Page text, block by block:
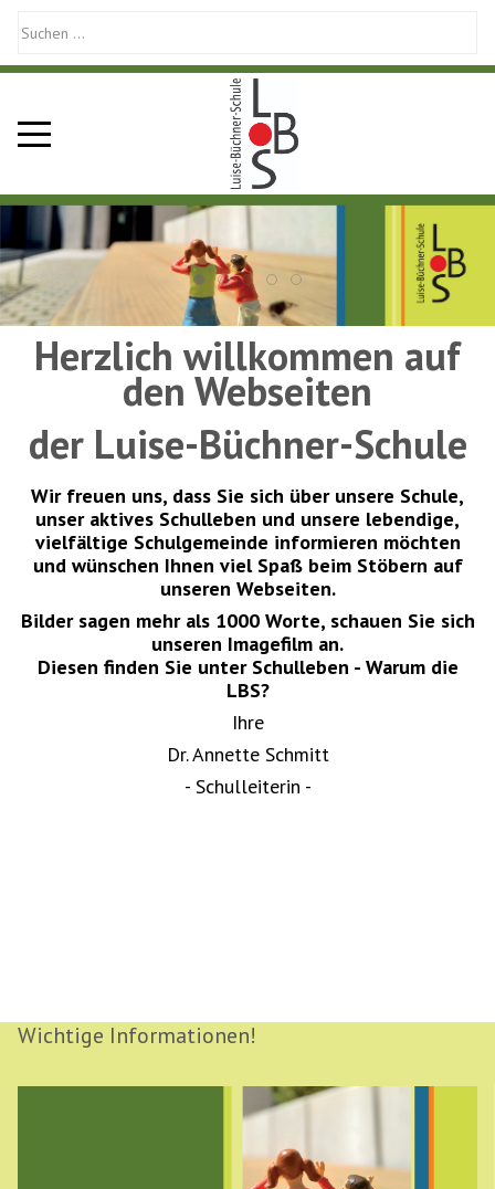
Mobile Menu Toggle
Herzlich willkommen auf
den Webseiten
der Luise-Büchner-Schule
Wir freuen uns, dass Sie sich über unsere Schule,
unser aktives Schulleben und unsere lebendige,
vielfältige Schulgemeinde informieren möchten
und wünschen Ihnen viel Spaß beim Stöbern auf
unseren Webseiten.
Bilder sagen mehr als 1000 Worte, schauen Sie sich
unseren Imagefilm an.
Diesen finden Sie unter Schulleben - Warum die
LBS?
Ihre
Dr. Annette Schmitt
- Schulleiterin -
Wichtige Informationen!